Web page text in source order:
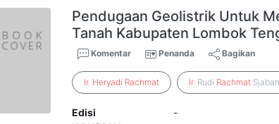
Pendugaan Geolistrik Untuk
Tanah Kabupaten Lombok
Komentar Penanda Bagikan
Ir. Heryadi Rachmat Ir. Rudi Rachmat
Edisi
-